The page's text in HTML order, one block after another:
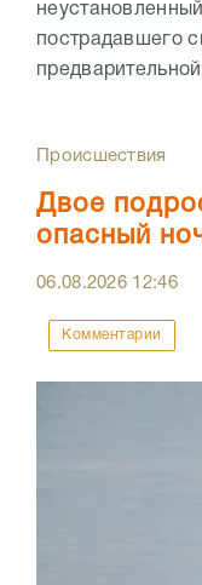
пострадавшего
Происшествия
Двое
опасный
06.08.2026 12:46
Комментарии